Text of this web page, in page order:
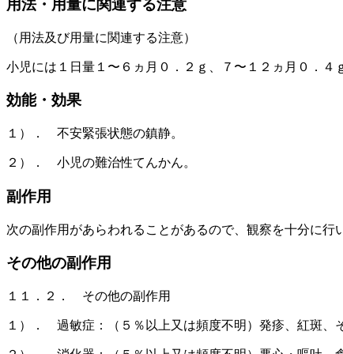
用法・用量に関連する注意
（用法及び用量に関連する注意）
小児には１日量１〜６ヵ月０．２ｇ、７〜１２ヵ月０．４
効能・効果
１）． 不安緊張状態の鎮静。
２）． 小児の難治性てんかん。
副作用
次の副作用があらわれることがあるので、観察を十分に行
その他の副作用
１１．２． その他の副作用
１）． 過敏症：（５％以上又は頻度不明）発疹、紅斑、